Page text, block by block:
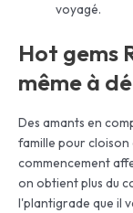
voyagé.
Hot gems
même à
Des amants en
famille pour
commencement
on obtient plus du
l'plantigrade que il